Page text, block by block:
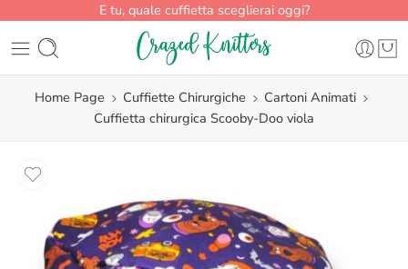
E tu, quale cuffietta sceglierai oggi?
Home Page Cuffiette Chirurgiche
Cartoni Animati
Cuffietta chirurgica Scooby-Doo viola